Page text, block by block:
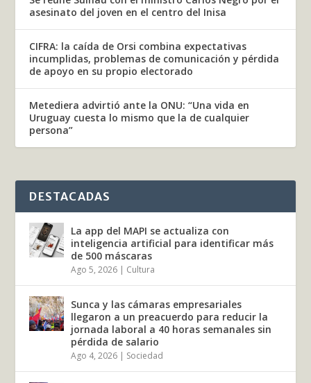
asesinato del joven en el centro del Inisa
CIFRA: la caída de Orsi combina expectativas
incumplidas, problemas de comunicación y pérdida
de apoyo en su propio electorado
Metediera advirtió ante la ONU: “Una vida en
Uruguay cuesta lo mismo que la de cualquier
persona”
DESTACADAS
La app del MAPI se actualiza con
inteligencia artificial para identificar más
de 500 máscaras
Ago 5, 2026 | Cultura
Sunca y las cámaras empresariales
llegaron a un preacuerdo para reducir la
jornada laboral a 40 horas semanales sin
pérdida de salario
Ago 4, 2026 | Sociedad